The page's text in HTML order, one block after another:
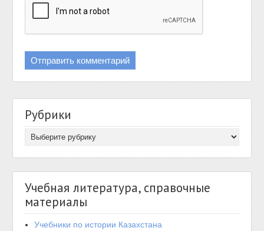
Рубрики
Учебная литература, справочные
материалы
Учебники по истории Казахстана